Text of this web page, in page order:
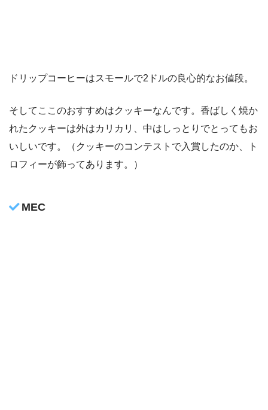
ドリップコーヒーはスモールで2ドルの良心的なお値段。
そしてここのおすすめはクッキーなんです。香ばしく焼か
れたクッキーは外はカリカリ、中はしっとりでとってもお
いしいです。（クッキーのコンテストで入賞したのか、ト
ロフィーが飾ってあります。）
MEC